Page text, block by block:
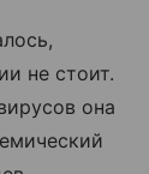
не стоит.
она